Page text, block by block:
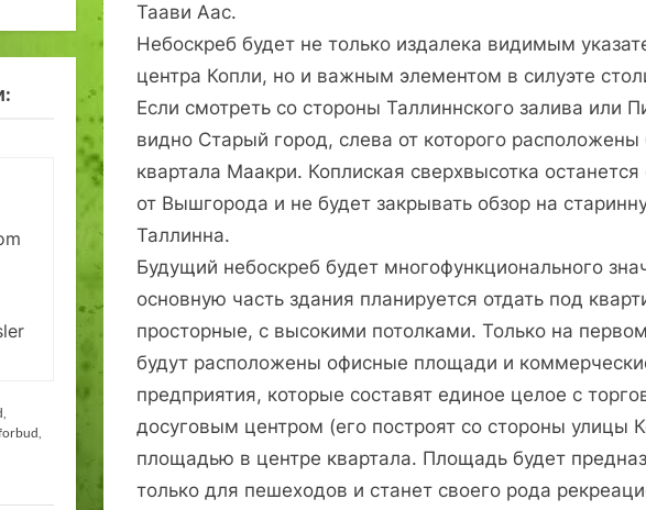
Таави Аас.
Небоскреб будет не только издалека видимым
центра Копли, но и важным элементом в силуэте
Если смотреть со стороны Таллиннского залива или
видно Старый город, слева от которого
квартала Маакри. Коплиская сверхвысотка останется
от Вышгорода и не будет закрывать обзор на
Таллинна.
Будущий небоскреб будет многофункционального
основную часть здания планируется отдать под
просторные, с высокими потолками. Только на
будут расположены офисные площади и
предприятия, которые составят единое целое с
досуговым центром (его построят со стороны улицы
площадью в центре квартала. Площадь будет
только для пешеходов и станет своего рода